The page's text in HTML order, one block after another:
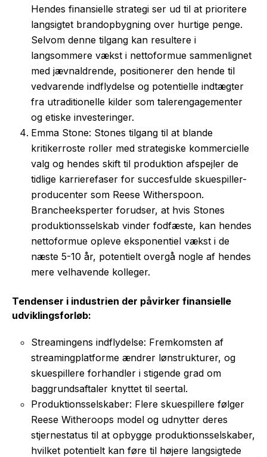
Hendes finansielle strategi ser ud til at prioritere
langsigtet brandopbygning over hurtige penge.
Selvom denne tilgang kan resultere i
langsommere vækst i nettoformue sammenlignet
med jævnaldrende, positionerer den hende til
vedvarende indflydelse og potentielle indtægter
fra utraditionelle kilder som talerengagementer
og etiske investeringer.
Emma Stone: Stones tilgang til at blande
kritikerroste roller med strategiske kommercielle
valg og hendes skift til produktion afspejler de
tidlige karrierefaser for succesfulde skuespiller-
producenter som Reese Witherspoon.
Brancheeksperter forudser, at hvis Stones
produktionsselskab vinder fodfæste, kan hendes
nettoformue opleve eksponentiel vækst i de
næste 5-10 år, potentielt overgå nogle af hendes
mere velhavende kolleger.
Tendenser i industrien der påvirker finansielle
udviklingsforløb:
Streamingens indflydelse: Fremkomsten af
streamingplatforme ændrer lønstrukturer, og
skuespillere forhandler i stigende grad om
baggrundsaftaler knyttet til seertal.
Produktionsselskaber: Flere skuespillere følger
Reese Witheroops model og udnytter deres
stjernestatus til at opbygge produktionsselskaber,
hvilket potentielt kan føre til højere langsigtede